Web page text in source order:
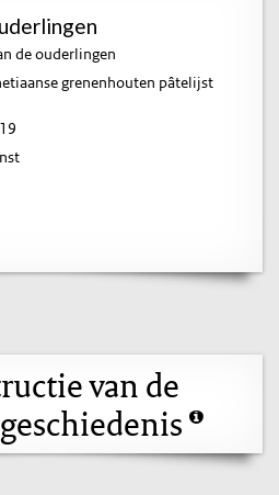
de ouderlingen
grenenhouten pâtelijst
van de